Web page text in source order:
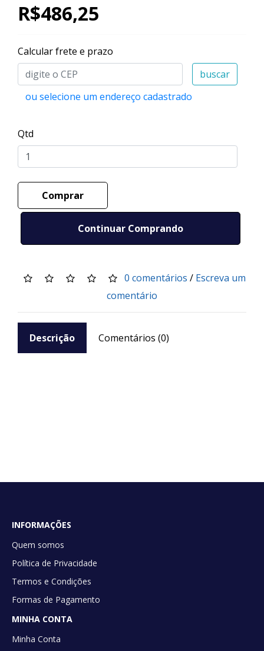
R$486,25
Calcular frete e prazo
buscar
ou selecione um endereço cadastrado
Qtd
Comprar
Continuar Comprando
0 comentários / Escreva um
comentário
Descrição Comentários (0)
INFORMAÇÕES
Quem somos
Política de Privacidade
Termos e Condições
Formas de Pagamento
MINHA CONTA
Minha Conta